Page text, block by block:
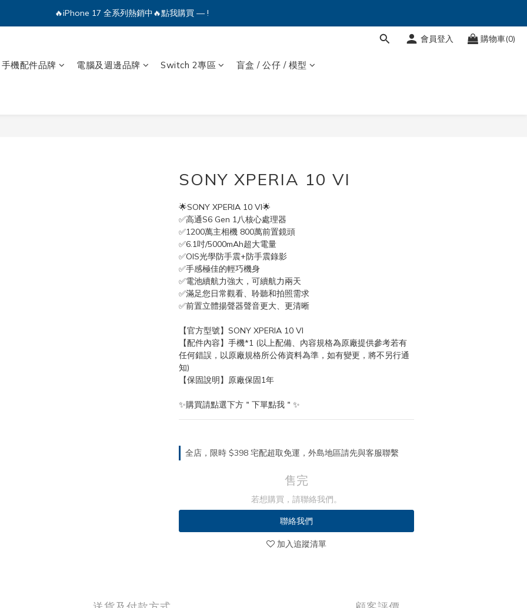
🔥iPhone 17 全系列熱銷中🔥點我購買 — !
💕加入Q哥 Line 新好友領優惠券！🎫
會員登入 購物車(0)
手機配件品牌 電腦及週邊品牌 Switch 2專區 盲盒 / 公仔 / 模型
SONY XPERIA 10 VI
🌟SONY XPERIA 10 VI🌟
✅高通S6 Gen 1八核心處理器
✅1200萬主相機 800萬前置鏡頭
✅6.1吋/5000mAh超大電量
✅OIS光學防手震+防手震錄影
✅手感極佳的輕巧機身
✅電池續航力強大，可續航力兩天
✅滿足您日常觀看、聆聽和拍照需求
✅前置立體揚聲器聲音更大、更清晰
【官方型號】SONY XPERIA 10 VI
【配件內容】手機*1 (以上配備、內容規格為原廠提供參考若有
任何錯誤，以原廠規格所公佈資料為準，如有變更，將不另行通
知)
【保固說明】原廠保固1年
✨購買請點選下方＂下單點我＂✨
全店，限時 $398 宅配超取免運，外島地區請先與客服聯繫
售完
若想購買，請聯絡我們。
聯絡我們
加入追蹤清單